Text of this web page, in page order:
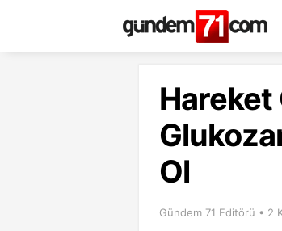
Hareket
Ol
Gündem 71 Editörü • 2